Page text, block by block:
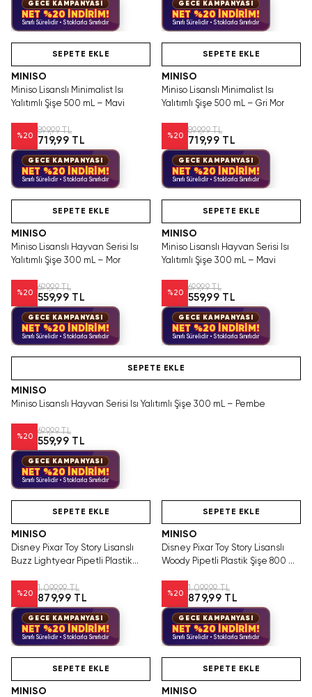
GECE KAMPANYASI
NET %20 İNDİRİM!
Sınırlı Sürelidir • Stoklarla Sınırlıdır
GECE KAMPANYASI
NET %20 İNDİRİM!
Sınırlı Sürelidir • Stoklarla Sınırlıdır
SEPETE EKLE
MINISO
Miniso Lisanslı Minimalist Isı
Yalıtımlı Şişe 500 mL – Mavi
%20
899,99 TL
719,99 TL
GECE KAMPANYASI
NET %20 İNDİRİM!
Sınırlı Sürelidir • Stoklarla Sınırlıdır
SEPETE EKLE
MINISO
Miniso Lisanslı Minimalist Isı
Yalıtımlı Şişe 500 mL – Gri Mor
%20
899,99 TL
719,99 TL
GECE KAMPANYASI
NET %20 İNDİRİM!
Sınırlı Sürelidir • Stoklarla Sınırlıdır
SEPETE EKLE
MINISO
Miniso Lisanslı Hayvan Serisi Isı
Yalıtımlı Şişe 300 mL – Mor
%20
699,99 TL
559,99 TL
GECE KAMPANYASI
NET %20 İNDİRİM!
Sınırlı Sürelidir • Stoklarla Sınırlıdır
SEPETE EKLE
MINISO
Miniso Lisanslı Hayvan Serisi Isı
Yalıtımlı Şişe 300 mL – Mavi
%20
699,99 TL
559,99 TL
GECE KAMPANYASI
NET %20 İNDİRİM!
Sınırlı Sürelidir • Stoklarla Sınırlıdır
SEPETE EKLE
MINISO
Miniso Lisanslı Hayvan Serisi Isı Yalıtımlı Şişe 300 mL – Pembe
%20
699,99 TL
559,99 TL
GECE KAMPANYASI
NET %20 İNDİRİM!
Sınırlı Sürelidir • Stoklarla Sınırlıdır
SEPETE EKLE
MINISO
Disney Pixar Toy Story Lisanslı
Buzz Lightyear Pipetli Plastik
%20
1.099,99 TL
879,99 TL
GECE KAMPANYASI
NET %20 İNDİRİM!
Sınırlı Sürelidir • Stoklarla Sınırlıdır
SEPETE EKLE
MINISO
Disney Pixar Toy Story Lisanslı
Woody Pipetli Plastik Şişe 800 mL
%20
1.099,99 TL
879,99 TL
GECE KAMPANYASI
NET %20 İNDİRİM!
Sınırlı Sürelidir • Stoklarla Sınırlıdır
SEPETE EKLE
MINISO
SEPETE EKLE
MINISO